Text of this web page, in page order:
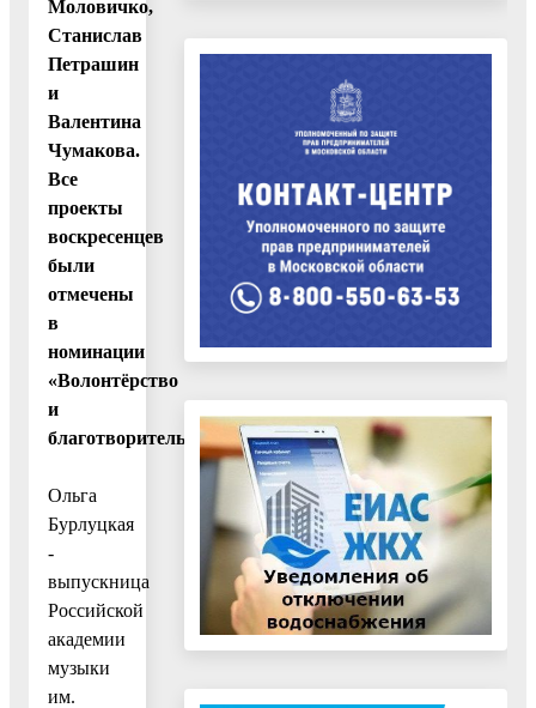
Моловичко,
Станислав
Петрашин
и
Валентина
Чумакова.
Все
проекты
воскресенцев
были
отмечены
в
номинации
«Волонтёрство
и
благотворительность».
Ольга
Бурлуцкая
-
выпускница
Российской
академии
музыки
им.